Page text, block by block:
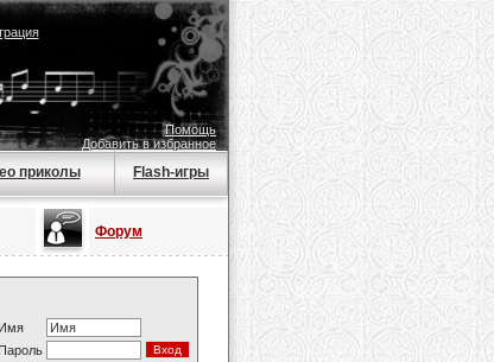
Помощь
Добавить в избранное
приколы Flash-игры
Форум
Имя
Пароль